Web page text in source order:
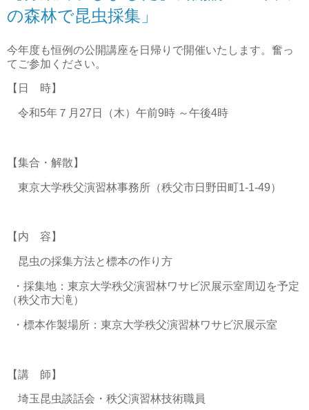
の森林で昆虫採集」
今年度も恒例の公開講座を日帰りで開催いたします。奮っ
てご参加ください。
【日 時】
令和5年７月27日（木）午前9時 ～午後4時
【集合・解散】
東京大学秩父演習林事務所（秩父市日野田町1-1-49）
【内 容】
昆虫の採集方法と標本の作り方
・採集地：東京大学秩父演習林ワサビ沢展示室周辺を予定
（秩父市大滝）
・標本作製場所：東京大学秩父演習林ワサビ沢展示室
【講 師】
埼玉昆虫談話会・秩父演習林技術職員